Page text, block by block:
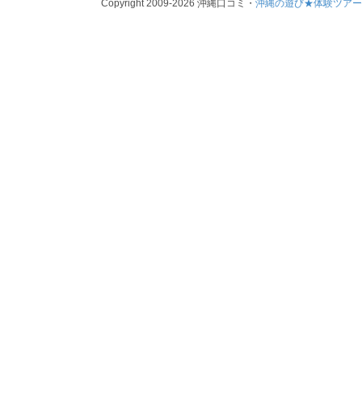
Copyright 2009-2026 沖縄口コミ・沖縄の遊び★体験ツアー